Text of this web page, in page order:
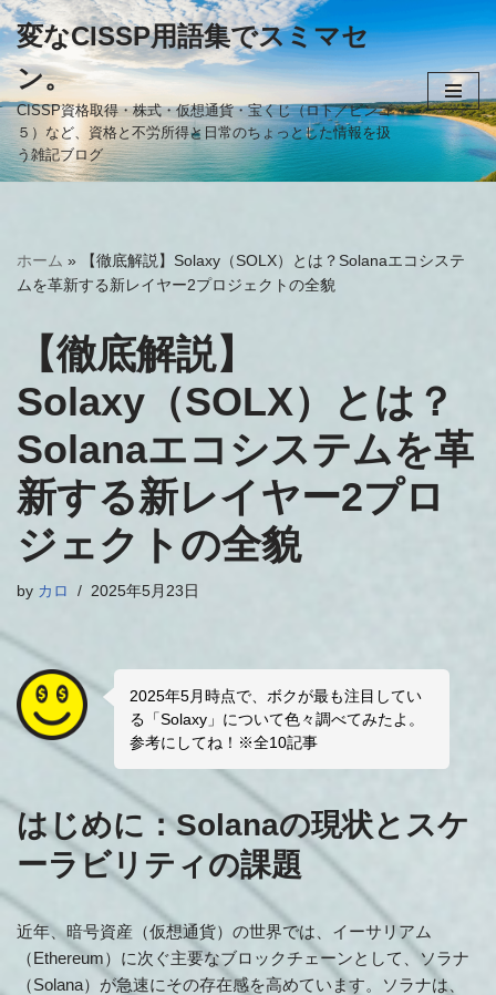
コ
ン
テ
ン
ツ
ッ
変なCISSP用語集でスミマセ
ン。
CISSP資格取得・株式・仮想通貨・宝くじ（ロト／ビンゴ
５）など、資格と不労所得と日常のちょっとした情報を扱
う雑記ブログ
ホーム »
【徹底解説】Solaxy（SOLX）とは？Solanaエコシステ
ムを革新する新レイヤー2プロジェクトの全貌
【徹底解説】
Solaxy（SOLX）とは？
Solanaエコシステムを革
新する新レイヤー2プロ
ジェクトの全貌
by カロ 2025年5月23日
2025年5月時点で、ボクが最も注目してい
る「Solaxy」について色々調べてみたよ。
参考にしてね！※全10記事
はじめに：Solanaの現状とスケ
ーラビリティの課題
近年、暗号資産（仮想通貨）の世界では、イーサリアム
（Ethereum）に次ぐ主要なブロックチェーンとして、ソラナ
（Solana）が急速にその存在感を高めています。ソラナは、